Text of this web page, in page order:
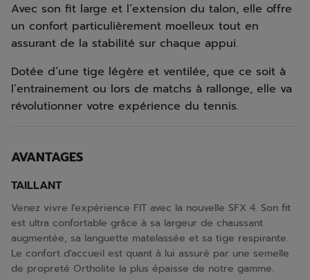
Avec son fit large et l’extension du talon, elle offre
un confort particulièrement moelleux tout en
assurant de la stabilité sur chaque appui.
Dotée d’une tige légère et ventilée, que ce soit à
l’entrainement ou lors de matchs à rallonge, elle va
révolutionner votre expérience du tennis.
AVANTAGES
TAILLANT
Venez vivre l'expérience FIT avec la nouvelle SFX 4. Son fit
est ultra confortable grâce à sa largeur de chaussant
augmentée, sa languette matelassée et sa tige respirante.
Le confort d'accueil est quant à lui assuré par une semelle
de propreté Ortholite la plus épaisse de notre gamme.